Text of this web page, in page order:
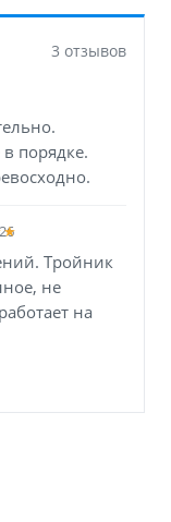
3 отзывов
порядке.
Тройник
не
на